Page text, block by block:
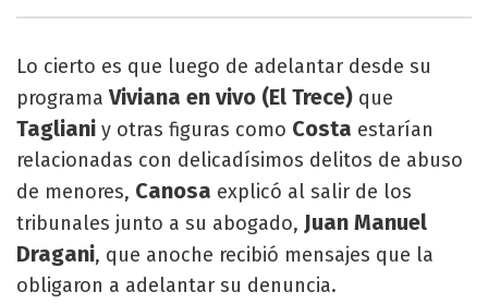
Lo cierto es que luego de adelantar desde su
programaViviana en vivo (El Trece) que
Tagliani y otras figuras como Costa estarían
relacionadas con delicadísimos delitos de abuso
de menores, Canosa explicó al salir de los
tribunales junto a su abogado, Juan Manuel
Dragani, que anoche recibió mensajes que la
obligaron a adelantar su denuncia.